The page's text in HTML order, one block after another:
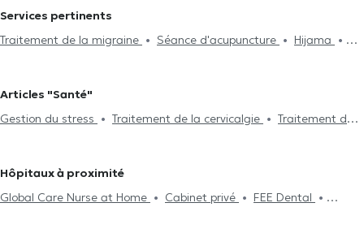
Ostéopathes à Fontaine-L'Evêque
Ostéopathes à Montigny-Le-Tilleul
Ostéopathes à Erquelinnes
Ostéopathes à Thieusies
Ostéopathes à Ecaussinnes
Services pertinents
Traitement de la migraine
Séance d'acupuncture
Hijama
lumbagos
Visite à domicile
Traitement des blessures sportives
Problèmes de mâchoire
Articles "Santé"
Gestion du stress
Traitement de la cervicalgie
Traitement de
Hôpitaux à proximité
Global Care Nurse at Home
Cabinet privé
FEE Dental